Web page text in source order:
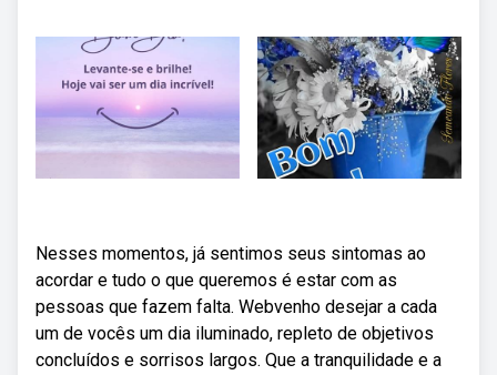
Nesses momentos, já sentimos seus sintomas ao
acordar e tudo o que queremos é estar com as
pessoas que fazem falta. Webvenho desejar a cada
um de vocês um dia iluminado, repleto de objetivos
concluídos e sorrisos largos. Que a tranquilidade e a